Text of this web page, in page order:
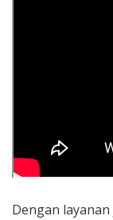
Dengan layanan